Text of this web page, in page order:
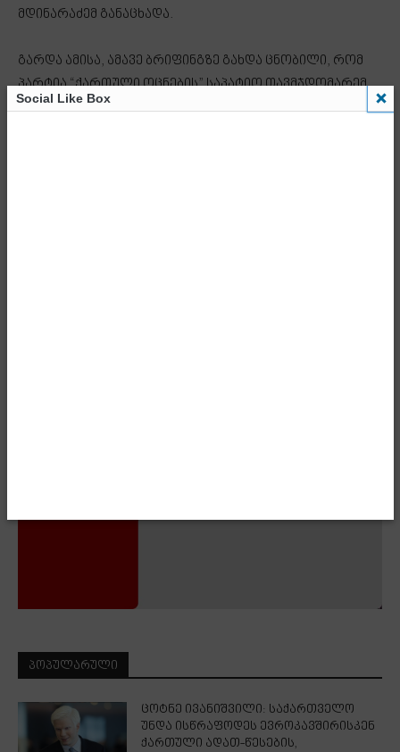
მდინარაძემ განაცხადა.
გარდა ამისა, ამავე ბრიფინგზე გახდა ცნობილი, რომ
პარტია “ქართული ოცნების” საპატიო თავმჯდომარემ,
ბიძინა ივანიშვილმა პრემიერ-მინისტრობის
ᲞᲝᲞᲣᲚᲐᲠᲣᲚᲘ
ცოტნე ივანიშვილი: საქართველო
უნდა ისწრაფოდეს ევროკავშირისკენ
ქართული ადათ-წესების,
Social Like Box